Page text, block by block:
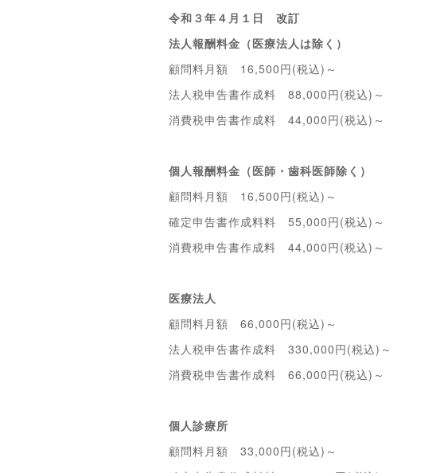
令和３年４月１日 改訂
法人報酬料金（医療法人は除く）
顧問料月額 16,500円(税込)～
法人税申告書作成料 88,000円(税込)～
消費税申告書作成料 44,000円(税込)～
個人報酬料金（医師・歯科医師除く）
顧問料月額 16,500円(税込)～
確定申告書作成料料 55,000円(税込)～
消費税申告書作成料 44,000円(税込)～
医療法人
顧問料月額 66,000円(税込)～
法人税申告書作成料 330,000円(税込)～
消費税申告書作成料 66,000円(税込)～
個人診療所
顧問料月額 33,000円(税込)～